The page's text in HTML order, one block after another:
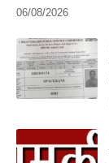
06/08/2026